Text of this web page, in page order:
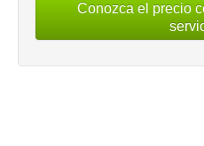
Conozca el precio